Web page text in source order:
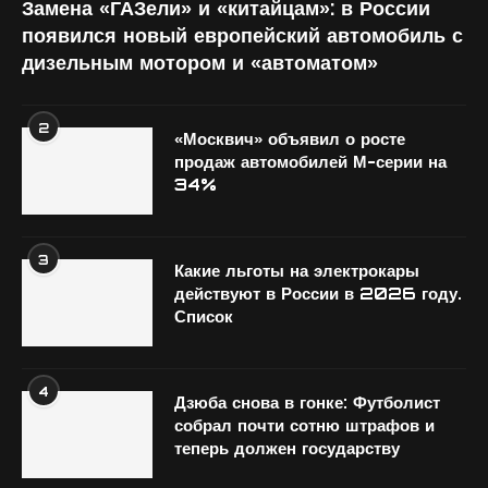
Замена «ГАЗели» и «китайцам»: в России
появился новый европейский автомобиль с
дизельным мотором и «автоматом»
2
«Москвич» объявил о росте
продаж автомобилей М-серии на
34%
3
Какие льготы на электрокары
действуют в России в 2026 году.
Список
4
Дзюба снова в гонке: Футболист
собрал почти сотню штрафов и
теперь должен государству